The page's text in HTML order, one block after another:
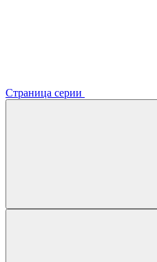
Страница серии